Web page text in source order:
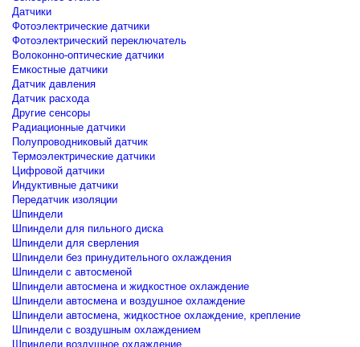
Датчики
Фотоэлектрические датчики
Фотоэлектрический переключатель
Волоконно-оптические датчики
Емкостные датчики
Датчик давления
Датчик расхода
Другие сенсоры
Радиационные датчики
Полупроводниковый датчик
Термоэлектрические датчики
Цифровой датчики
Индуктивные датчики
Передатчик изоляции
Шпиндели
Шпиндели для пильного диска
Шпиндели для сверления
Шпиндели без принудительного охлаждения
Шпиндели с автосменой
Шпиндели автосмена и жидкостное охлаждение
Шпиндели автосмена и воздушное охлаждение
Шпиндели автосмена, жидкостное охлаждение, крепление
Шпиндели с воздушным охлаждением
Шпиндели воздушное охлаждение